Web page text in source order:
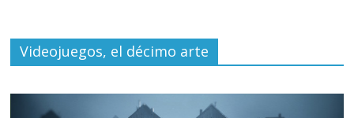
Videojuegos, el décimo arte